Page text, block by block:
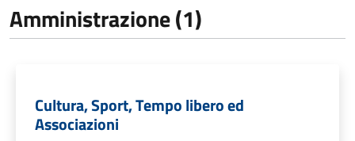
Amministrazione (1)
Cultura, Sport, Tempo libero ed
Associazioni